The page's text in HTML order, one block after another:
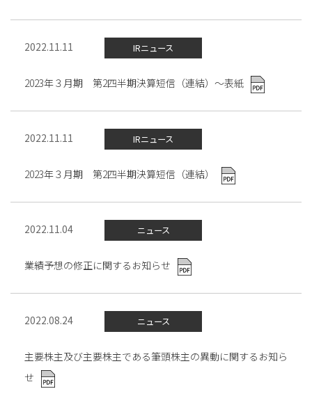
2022.11.11 IRニュース
2023年３月期 第2四半期決算短信（連結）～表紙
2022.11.11 IRニュース
2023年３月期 第2四半期決算短信（連結）
2022.11.04 ニュース
業績予想の修正に関するお知らせ
2022.08.24 ニュース
主要株主及び主要株主である筆頭株主の異動に関するお知ら
せ